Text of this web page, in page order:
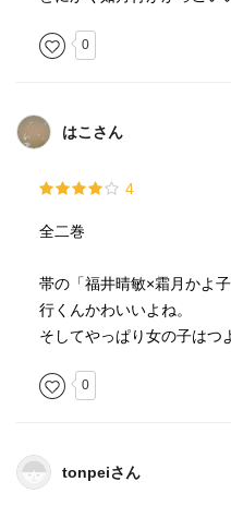
0
はこさん
4
全二巻
帯の「福井晴敏×霜月かよ
行くんかわいいよね。
そしてやっぱり女の子はつ
0
tonpeiさん